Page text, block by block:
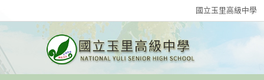
國立玉里高級中學